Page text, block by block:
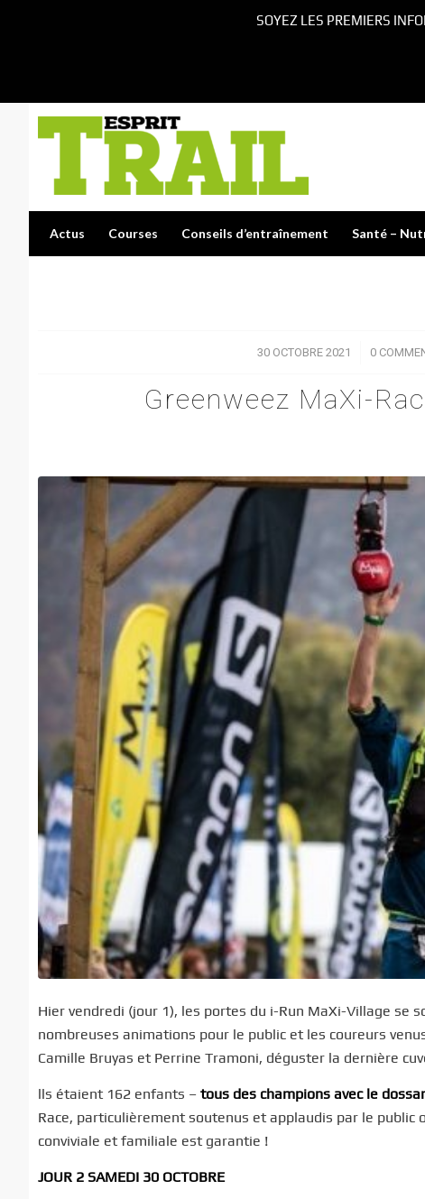
Actus Courses Conseils d’entraînement Santé –
30 OCTOBRE 2021
/ 0 /
Greenweez MaXi-
Hier vendredi (jour 1), les portes du i-Run MaXi-Village se
nombreuses animations pour le public et les coureurs
Camille Bruyas et Perrine Tramoni, déguster la dernière
lls étaient 162 enfants – tous des champions avec le
Race, particulièrement soutenus et applaudis par le public
conviviale et familiale est garantie !
JOUR 2 SAMEDI 30 OCTOBRE
SOYEZ LES PREMIERS